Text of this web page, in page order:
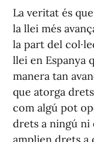
La veritat és
la llei més
la part del
llei en Espanya
manera tan
que atorga
com algú pot
drets a ningú ni